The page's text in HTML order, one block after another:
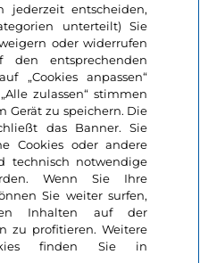
jederzeit entscheiden,
unterteilt) Sie
oder widerrufen
entsprechenden
„Cookies anpassen“
zulassen“ stimmen
Gerät zu speichern. Die
das Banner. Sie
Cookies oder andere
technisch notwendige
Wenn Sie Ihre
Sie weiter surfen,
Inhalten auf der
zu profitieren. Weitere
finden Sie in